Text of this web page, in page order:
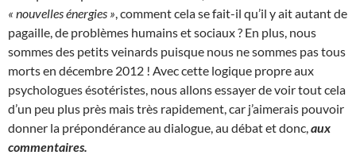
« nouvelles énergies » , comment cela se fait-il qu’il y ait autant de
pagaille, de problèmes humains et sociaux ? En plus, nous
sommes des petits veinards puisque nous ne sommes pas tous
morts en décembre 2012 ! Avec cette logique propre aux
psychologues ésotéristes, nous allons essayer de voir tout cela
d’un peu plus près mais très rapidement, car j’aimerais pouvoir
donner la prépondérance au dialogue, au débat et donc, aux
commentaires.